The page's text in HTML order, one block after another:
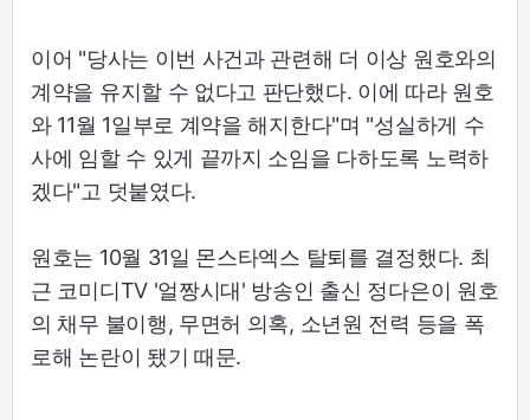
이어 "당사는 이번 사건과 관련해 더 이상 원호와의
계약을 유지할 수 없다고 판단했다. 이에 따라 원호
와 11월 1일부로 계약을 해지한다"며 "성실하게 수
사에 임할 수 있게 끝까지 소임을 다하도록 노력하
겠다"고 덧붙였다.
원호는 10월 31일 몬스타엑스 탈퇴를 결정했다. 최
근 코미디TV '얼짱시대' 방송인 출신 정다은이 원호
의 채무 불이행, 무면허 의혹, 소년원 전력 등을 폭
로해 논란이 됐기 때문.